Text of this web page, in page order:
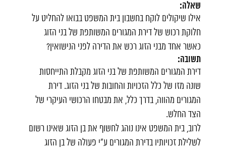
שאלה:
אילו שיקולים לוקח בחשבון בית המשפט בבואו להחליט על
חלוקת רכוש של דירת המגורים המשותפת של בני הזוג
כאשר אחד מבני הזוג רכש את הדירה לפני הנישואין?
תשובה:
דירת המגורים המשותפת של בני הזוג מקבלת התייחסות
שונה מזו של כלל הזכויות והחובות של בני הזוג. דירת
המגורים מהווה, בדרך כלל, את מבטחו הרכושי העיקרי של
הצד החלש.
לרוב, בית המשפט אינו נוהג לחשוף את בן הזוג שאינו רשום
לשלילת זכויותיו בדירת המגורים ע"י פעולה של בן הזוג